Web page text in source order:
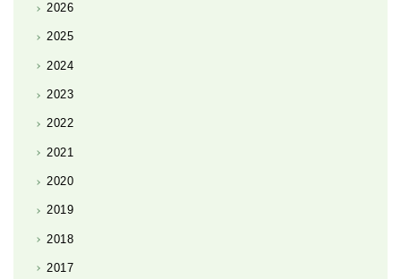
2026
2025
2024
2023
2022
2021
2020
2019
2018
2017